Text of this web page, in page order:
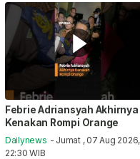
Febrie Adriansyah Akhirnya
Kenakan Rompi Orange
Dailynews - Jumat , 07 Aug 2026,
22:30 WIB